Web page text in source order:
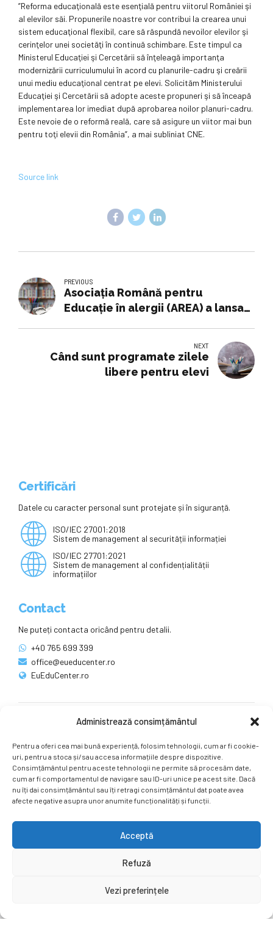
Administrează consimțământul
Pentru a oferi cea mai bună experiență, folosim tehnologii, cum ar fi cookie-
uri, pentru a stoca și/sau accesa informațiile despre dispozitive.
Consimțământul pentru aceste tehnologii ne permite să procesăm date,
cum ar fi comportamentul de navigare sau ID-uri unice pe acest site. Dacă
nu îți dai consimțământul sau îți retragi consimțământul dat poate avea
afecte negative asupra unor anumite funcționalități și funcții.
Acceptă
Refuză
Vezi preferințele
”Reforma educaţională este esenţială pentru viitorul României şi
al elevilor săi. Propunerile noastre vor contribui la crearea unui
sistem educaţional flexibil, care să răspundă nevoilor elevilor şi
cerinţelor unei societăţi în continuă schimbare. Este timpul ca
Ministerul Educaţiei şi Cercetării să înţeleagă importanţa
modernizării curriculumului în acord cu planurile-cadru şi creării
unui mediu educaţional centrat pe elevi. Solicităm Ministerului
Educaţiei şi Cercetării să adopte aceste propuneri şi să înceapă
implementarea lor imediat după aprobarea noilor planuri-cadru.
Este nevoie de o reformă reală, care să asigure un viitor mai bun
pentru toţi elevii din România”, a mai subliniat CNE.
Source link
PREVIOUS
Asociaţia Română pentru
Educaţie în alergii (AREA) a lansat
NEXT
Când sunt programate zilele
libere pentru elevi
Certificări
Datele cu caracter personal sunt protejate și în siguranță.
ISO/IEC 27001:2018
Sistem de management al securității informației
ISO/IEC 27701:2021
Sistem de management al confidențialității
informațiilor
Contact
Ne puteți contacta oricând pentru detalii.
+40 765 699 399
office@eueducenter.ro
EuEduCenter.ro
Ne puteți găsi și pe rețelele sociale.